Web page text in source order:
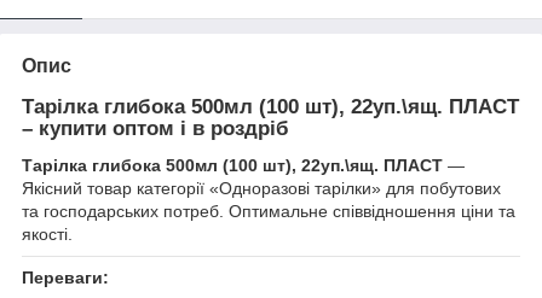
Опис
Тарілка глибока 500мл (100 шт), 22уп.\ящ. ПЛАСТ
– купити оптом і в роздріб
Тарілка глибока 500мл (100 шт), 22уп.\ящ. ПЛАСТ —
Якісний товар категорії «Одноразові тарілки» для побутових
та господарських потреб. Оптимальне співвідношення ціни та
якості.
Переваги: